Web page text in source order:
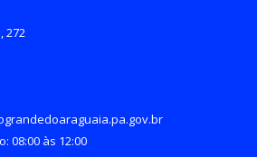
272
08:00 às 12:00